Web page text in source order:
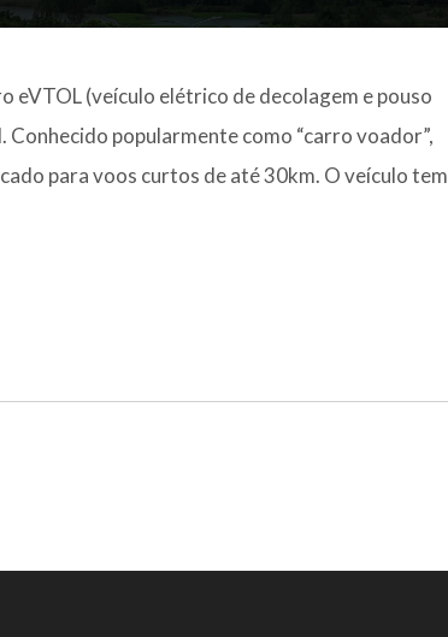
eVTOL (veículo elétrico de decolagem e pouso
popularmente como “carro voador”,
para voos curtos de até 30km. O veículo tem